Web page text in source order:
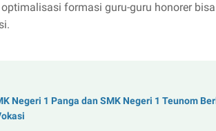
formasi guru-guru honorer
Negeri 1 Panga dan SMK Negeri 1 Teunom